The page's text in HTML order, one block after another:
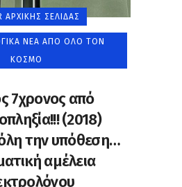
ΑΡΧΙΚΉΣ ΣΕΛΊΔΑΣ
ΝΈΑ ΑΠΌ ΌΛΟ ΤΟΝ
ΚΌΣΜΟ
7χρονος από
(2018)
την υπόθεση…
αμέλεια